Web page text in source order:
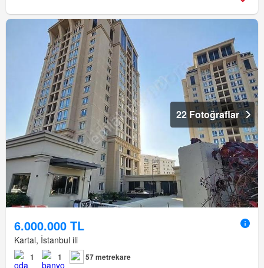
22 Fotoğraflar
6.000.000 TL
Kartal, İstanbul ili
1 1 57 metrekare